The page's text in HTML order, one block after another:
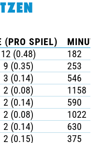
(PRO SPIEL)
12 (0.48)
182
9 (0.35)
253
3 (0.14)
546
2 (0.08)
1158
2 (0.14)
590
2 (0.08)
1022
2 (0.14)
630
2 (0.15)
375